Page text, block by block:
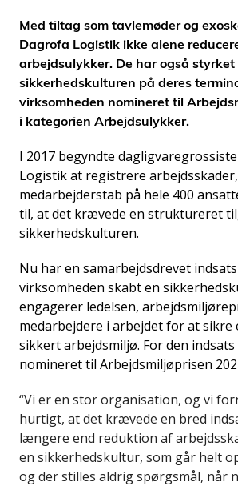
Med tiltag som tavlemøder og
Dagrofa Logistik ikke alene
arbejdsulykker. De har også styrket
sikkerhedskulturen på deres
virksomheden nomineret til
i kategorien Arbejdsulykker.
I 2017 begyndte
Logistik at registrere
medarbejderstab på hele 400
til, at det krævede en struktureret
sikkerhedskulturen.
Nu har en samarbejdsdrevet
virksomheden skabt en
engagerer ledelsen,
medarbejdere i arbejdet for at sikre
sikkert arbejdsmiljø. For den indsats
nomineret til Arbejdsmiljøprisen
“Vi er en stor organisation, og vi
hurtigt, at det krævede en bred
længere end reduktion af
en sikkerhedskultur, som går helt
og der stilles aldrig spørgsmål, når